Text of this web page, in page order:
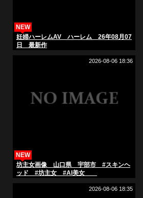
妊婦ハーレムAV ハーレム 26年08月07
日 最新作
NEW
坊主女画像 山口県 宇部市 #スキンヘ
ッド #坊主女 #AI美女
NEW
2026-08-06 18:36
2026-08-06 18:35